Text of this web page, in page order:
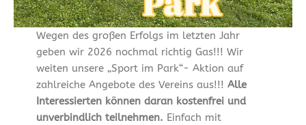
Wegen des großen Erfolgs im letzten Jahr
geben wir 2026 nochmal richtig Gas!!! Wir
weiten unsere „Sport im Park“- Aktion auf
zahlreiche Angebote des Vereins aus!!! Alle
Interessierten können daran kostenfrei und
unverbindlich teilnehmen. Einfach mit